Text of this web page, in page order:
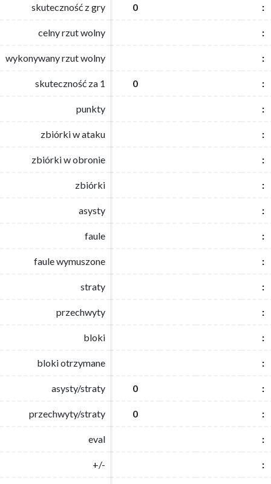
skuteczność z gry 0 :
celny rzut wolny :
wykonywany rzut wolny :
skuteczność za 1 0 :
punkty :
zbiórki w ataku :
zbiórki w obronie :
zbiórki :
asysty :
faule :
faule wymuszone :
straty :
przechwyty :
bloki :
bloki otrzymane :
asysty/straty 0 :
przechwyty/straty 0 :
eval :
+/- :
skuteczność z gry 0 :
celny rzut wolny :
wykonywany rzut wolny :
skuteczność za 1 0 :
punkty :
zbiórki w ataku :
zbiórki w obronie :
zbiórki :
asysty :
faule :
faule wymuszone :
straty :
przechwyty :
bloki :
bloki otrzymane :
asysty/straty 0 :
przechwyty/straty 0 :
eval :
+/- :